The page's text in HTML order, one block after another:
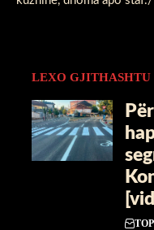
LEXO GJITHASHTU